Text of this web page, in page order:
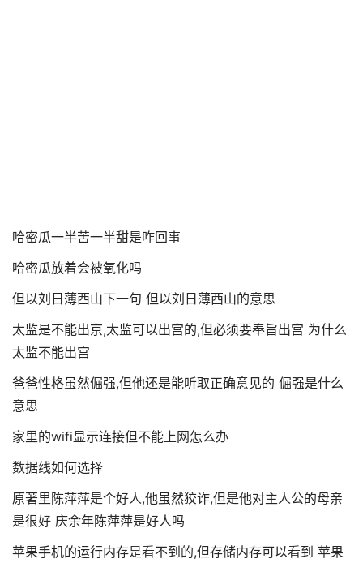
哈密瓜一半苦一半甜是咋回事
哈密瓜放着会被氧化吗
但以刘日薄西山下一句 但以刘日薄西山的意思
太监是不能出京,太监可以出宫的,但必须要奉旨出宫 为什么
太监不能出宫
爸爸性格虽然倔强,但他还是能听取正确意见的 倔强是什么
意思
家里的wifi显示连接但不能上网怎么办
数据线如何选择
原著里陈萍萍是个好人,他虽然狡诈,但是他对主人公的母亲
是很好 庆余年陈萍萍是好人吗
苹果手机的运行内存是看不到的,但存储内存可以看到 苹果